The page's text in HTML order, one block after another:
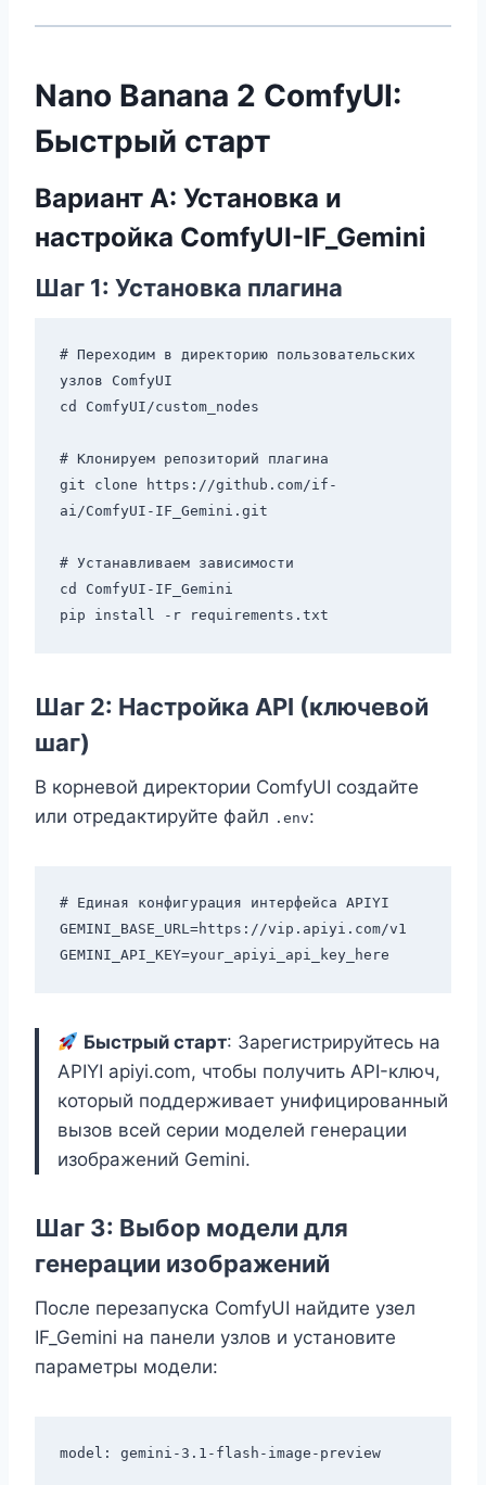
Nano Banana 2 ComfyUI:
Быстрый старт
Вариант A: Установка и
настройка ComfyUI-IF_Gemini
Шаг 1: Установка плагина
# Переходим в директорию пользовательских
узлов ComfyUI
cd ComfyUI/custom_nodes
# Клонируем репозиторий плагина
git clone https://github.com/if-
ai/ComfyUI-IF_Gemini.git
# Устанавливаем зависимости
cd ComfyUI-IF_Gemini
Шаг 2: Настройка API (ключевой
шаг)
В корневой директории ComfyUI создайте
или отредактируйте файл .env:
# Единая конфигурация интерфейса APIYI
GEMINI_BASE_URL=https://vip.apiyi.com/v1
Быстрый старт: Зарегистрируйтесь на
APIYI apiyi.com, чтобы получить API-ключ,
который поддерживает унифицированный
вызов всей серии моделей генерации
изображений Gemini.
Шаг 3: Выбор модели для
генерации изображений
После перезапуска ComfyUI найдите узел
IF_Gemini на панели узлов и установите
параметры модели:
model: gemini-3.1-flash-image-preview